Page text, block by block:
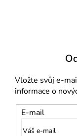
Vložte svůj e-
informace o
E-mail